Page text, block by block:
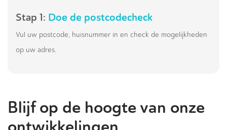
Stap 1: Doe de postcodecheck
Vul uw postcode, huisnummer in en check de mogelijkheden
op uw adres.
Blijf op de hoogte van onze